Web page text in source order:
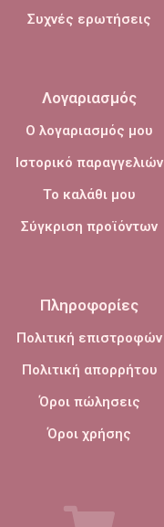
Συχνές ερωτήσεις
Λογαριασμός
Ο λογαριασμός μου
Ιστορικό παραγγελιών
Το καλάθι μου
Σύγκριση προϊόντων
Πληροφορίες
Πολιτική επιστροφών
Πολιτική απορρήτου
Όροι πώλησεις
Όροι χρήσης